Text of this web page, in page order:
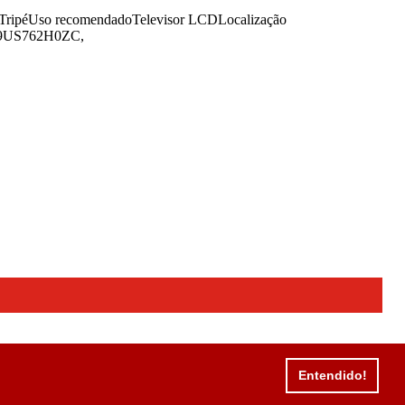
Entendido!
recomendadoTelevisor LCDLocalização